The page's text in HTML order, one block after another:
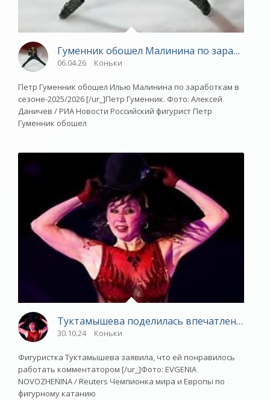
Гуменник обошел Малинина по
06.04.26 Коньки
Петр Гуменник обошел Илью Малинина по заработкам в
сезоне-2025/2026 [/ur_]Петр Гуменник. Фото: Алексей
Даничев / РИА Новости Российский фигурист Петр
Гуменник обошел
Туктамышева поделилась впечатлениями
30.10.24 Коньки
Фигуристка Туктамышева заявила, что ей понравилось
работать комментатором [/ur_]Фото: EVGENIA
NOVOZHENINA / Reuters Чемпионка мира и Европы по
фигурному катанию